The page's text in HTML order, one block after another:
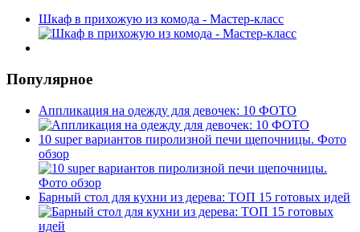
Шкаф в прихожую из комода - Мастер-класс
Популярное
Аппликация на одежду для девочек: 10 ФОТО
10 super вариантов пиролизной печи щепочницы. Фото
обзор
Барный стол для кухни из дерева: ТОП 15 готовых идей